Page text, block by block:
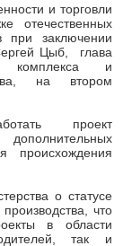
и торговли
отечественных
при заключении
Цыб, глава
комплекса и
на втором
проект
происхождения
о статусе
что
в области
так и